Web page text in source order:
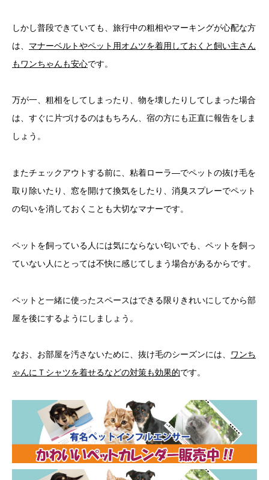
しかし普段できていても、旅行中の粗相やマーキングが心配な方
は、 マナーベルトやペット用オムツを着用しておくと飼い主さん
もワンちゃんも安心です。
万が一、粗相をしてしまったり、物を壊したりしてしまった場合
は、すぐに片づけるのはもちろん、宿の方にも正直に報告をしま
しょう。
またチェックアウトする前に、粘着ローラ―でペットの抜け毛を
取り除いたり、窓を開けて換気をしたり、消臭スプレーでペット
の匂いを消しておくことも大切なマナーです。
ペットを飼っている人には気にならない匂いでも、ペットを飼っ
ていない人にとっては不快に感じてしまう場合があるからです。
ペットと一緒に使ったスペースはできる限りきれいにしてから部
屋を後にするようにしましょう。
なお、お部屋を汚さないために、抜け毛のシーズンには、 ワンち
ゃんにＴシャツを着せるなどの対策も効果的です。